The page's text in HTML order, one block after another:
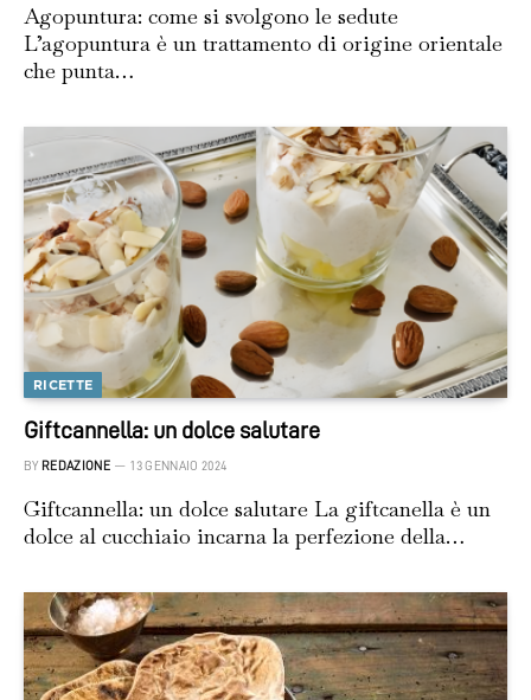
Agopuntura: come si svolgono le sedute
L’agopuntura è un trattamento di origine orientale
che punta…
RICETTE
Giftcannella: un dolce salutare
BY REDAZIONE 13 GENNAIO 2024
Giftcannella: un dolce salutare La giftcanella è un
dolce al cucchiaio incarna la perfezione della…